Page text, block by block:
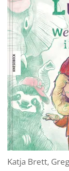
Katja Brett,